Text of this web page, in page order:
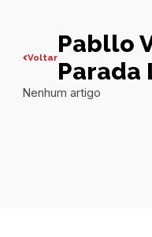
VoltarPabllo
Parada
Nenhum artigo